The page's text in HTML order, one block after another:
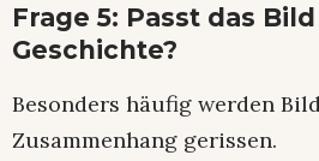
Frage 5: Passt das
Geschichte?
Besonders häufig werden
Zusammenhang gerissen.